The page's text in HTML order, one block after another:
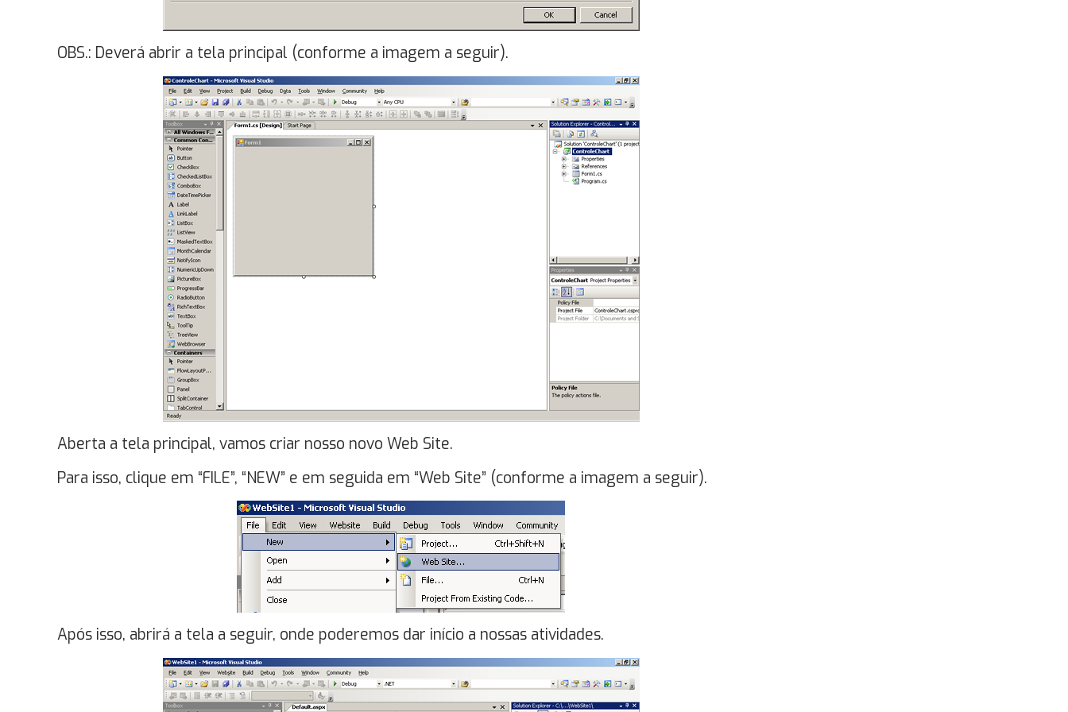
OBS.: Deverá abrir a tela principal (conforme a imagem a seguir).
Aberta a tela principal, vamos criar nosso novo Web Site.
Para isso, clique em “FILE”, “NEW” e em seguida em “Web Site” (conforme a imagem a seguir).
Após isso, abrirá a tela a seguir, onde poderemos dar início a nossas atividades.